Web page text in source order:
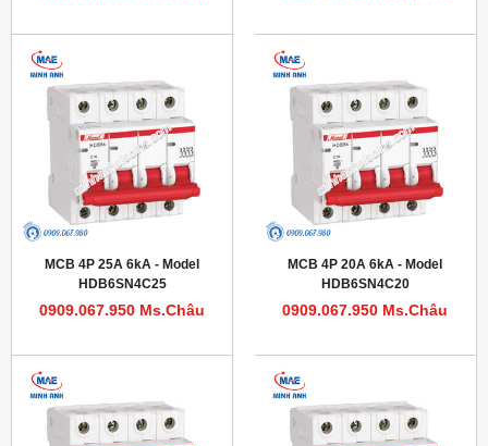
MCB 4P 25A 6kA - Model
HDB6SN4C25
0909.067.950 Ms.Châu
MCB 4P 20A 6kA - Model
HDB6SN4C20
0909.067.950 Ms.Châu